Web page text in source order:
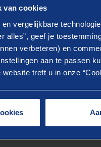
van cookies
vergelijkbare
alles”, geef je
verbeteren) en
aan te passen
treft u in onze “
HET MEESTE
weten?